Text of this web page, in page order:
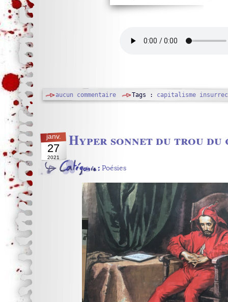
aucun commentaire Tags : capitalisme
janv.
27
2021
Hyper sonnet du trou du
Poésies